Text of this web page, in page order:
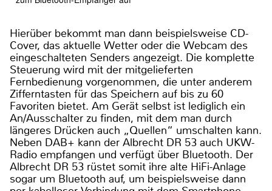
Hierüber bekommt man dann beispielsweise CD-
Cover, das aktuelle Wetter oder die Webcam des
eingeschalteten Senders angezeigt. Die komplette
Steuerung wird mit der mitgelieferten
Fernbedienung vorgenommen, die unter anderem
Zifferntasten für das Speichern auf bis zu 60
Favoriten bietet. Am Gerät selbst ist lediglich ein
An/Ausschalter zu finden, mit dem man durch
längeres Drücken auch „Quellen“ umschalten kann.
Neben DAB+ kann der Albrecht DR 53 auch UKW-
Radio empfangen und verfügt über Bluetooth. Der
Albrecht DR 53 rüstet somit ihre alte HiFi-Anlage
sogar um Bluetooth auf, um beispielsweise dann